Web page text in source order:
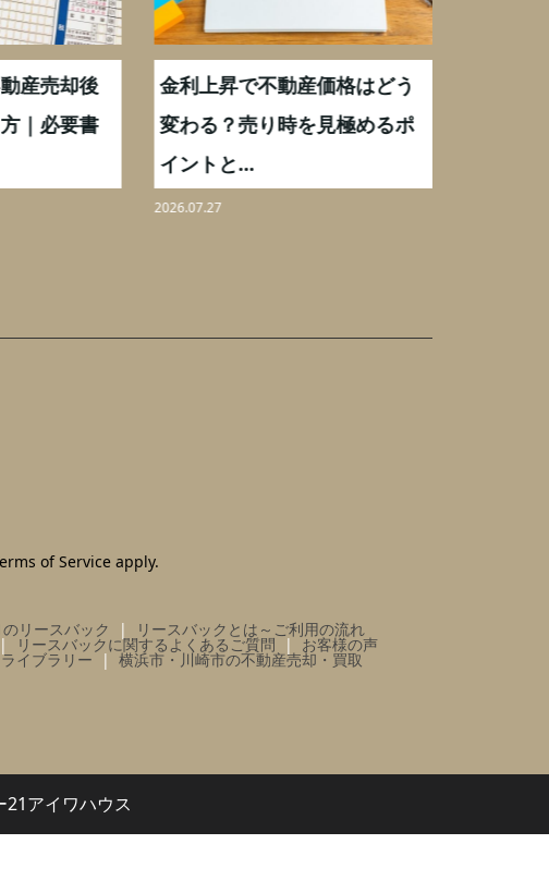
産売却後
｜必要書
金利上昇で不動産価格はどう
変わる？売り時を見極めるポ
イントと...
2026.07.27
of Service apply.
リースバック リースバックとは～ご利用の流れ
リースバックに関するよくあるご質問 お客様の声
イブラリー 横浜市・川崎市の不動産売却・買取
アイワハウス